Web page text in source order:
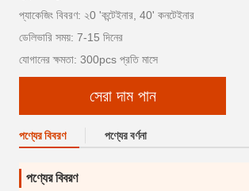
প্যাকেজিং বিবরণ: ২0 'কন্টেইনার, 40' কনটেইনার
ডেলিভারি সময়: 7-15 দিনের
যোগানের ক্ষমতা: 300pcs প্রতি মাসে
সেরা দাম পান
পণ্যের বিবরণ পণ্যের বর্ণনা
পণ্যের বিবরণ